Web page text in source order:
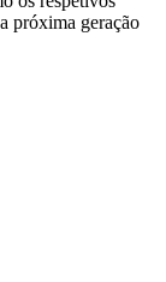
próxima geração